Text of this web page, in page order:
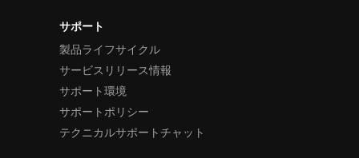
サポート
製品ライフサイクル
サービスリリース情報
サポート環境
サポートポリシー
テクニカルサポートチャット